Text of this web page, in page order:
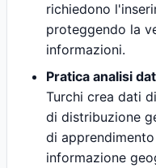
richiedono
proteggendo la
informazioni.
Pratica analisi
Turchi crea dati
di distribuzione
di
informazione